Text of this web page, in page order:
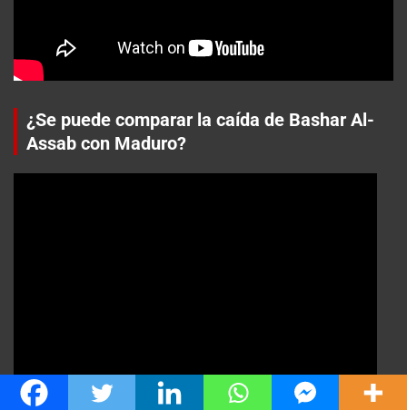
¿Se puede comparar la caída de Bashar Al-
Assab con Maduro?